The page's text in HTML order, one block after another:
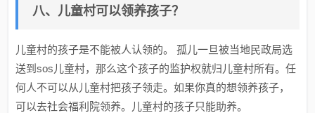
八、儿童村可以领养孩子？
儿童村的孩子是不能被人认领的。 孤儿一旦被当地民政局选
送到sos儿童村，那么这个孩子的监护权就归儿童村所有。任
何人不可以从儿童村把孩子领走。如果你真的想领养孩子，
可以去社会福利院领养。儿童村的孩子只能助养。